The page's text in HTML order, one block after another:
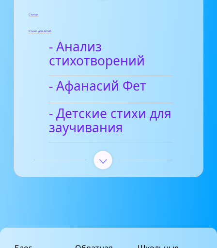
Статьи
Стихи для детей
- Анализ
стихотворений
- Афанасий Фет
- Детские стихи для
заучивания